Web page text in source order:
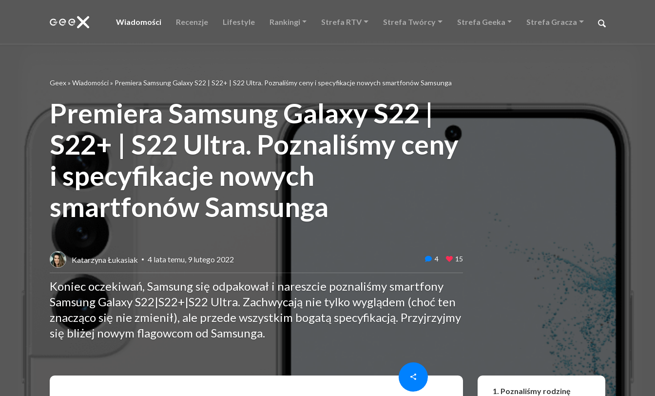
Wiadomości Recenzje Lifestyle Rankingi Strefa RTV Strefa Twórcy Strefa Geeka Strefa Gracza
Geex» Wiadomości» Premiera Samsung Galaxy S22 | S22+ | S22 Ultra. Poznaliśmy ceny i specyfikacje nowych smartfonów Samsunga
Premiera Samsung Galaxy S22 |
S22+ | S22 Ultra. Poznaliśmy ceny
i specyfikacje nowych
smartfonów Samsunga
Katarzyna Łukasiak 4 lata temu, 9 lutego 2022 4 15
Koniec oczekiwań, Samsung się odpakował i nareszcie poznaliśmy smartfony
Samsung Galaxy S22|S22+|S22 Ultra. Zachwycają nie tylko wyglądem (choć ten
znacząco się nie zmienił), ale przede wszystkim bogatą specyfikacją. Przyjrzyjmy
się bliżej nowym flagowcom od Samsunga.
Udostępnij
1. Poznaliśmy rodzinę